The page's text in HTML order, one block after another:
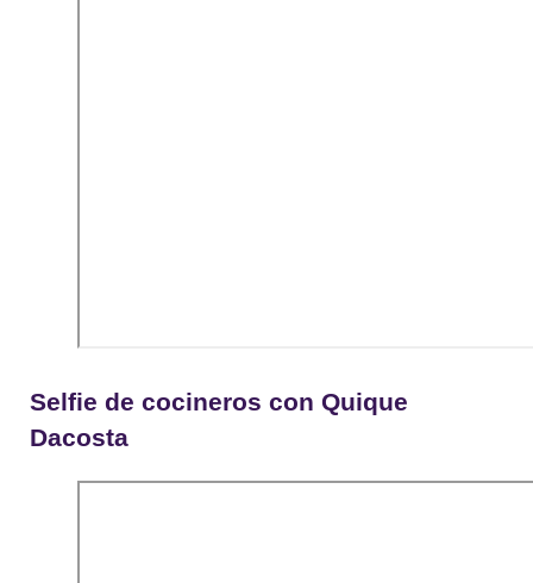
Selfie de cocineros con Quique
Dacosta